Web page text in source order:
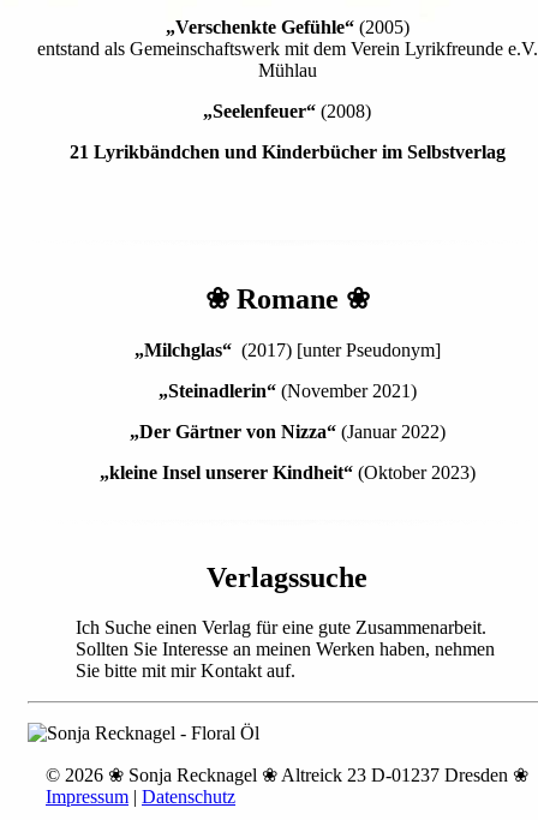
„Verschenkte Gefühle“(2005)
entstand als Gemeinschaftswerk mit dem Verein Lyrikfreunde e.V.
Mühlau
„Seelenfeuer“ (2008)
21 Lyrikbändchen und Kinderbücher im Selbstverlag
❀ Romane ❀
„Milchglas“ (2017) [unter Pseudonym]
„Steinadlerin“ (November 2021)
„Der Gärtner von Nizza“ (Januar 2022)
„kleine Insel unserer Kindheit“(Oktober 2023)
Verlagssuche
Ich Suche einen Verlag für eine gute Zusammenarbeit.
Sollten Sie Interesse an meinen Werken haben, nehmen
Sie bitte mit mir Kontakt auf.
© 2026 ❀ Sonja Recknagel ❀ Altreick 23 D-01237 Dresden ❀
Impressum | Datenschutz